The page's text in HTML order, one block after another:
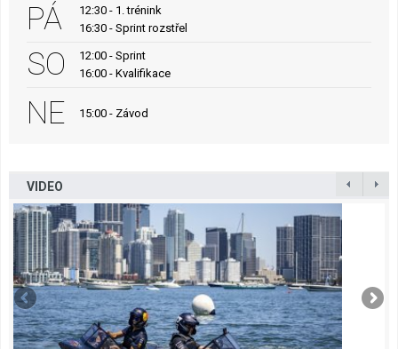
PÁ
12:30 - 1. trénink
16:30 - Sprint rozstřel
SO
12:00 - Sprint
16:00 - Kvalifikace
NE 15:00 - Závod
VIDEO